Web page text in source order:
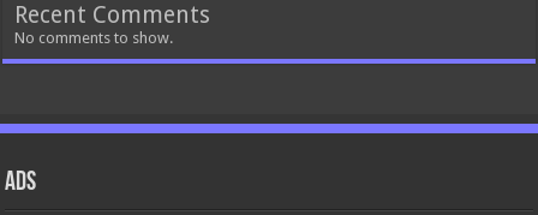
Recent Comments
No comments to show.
ads